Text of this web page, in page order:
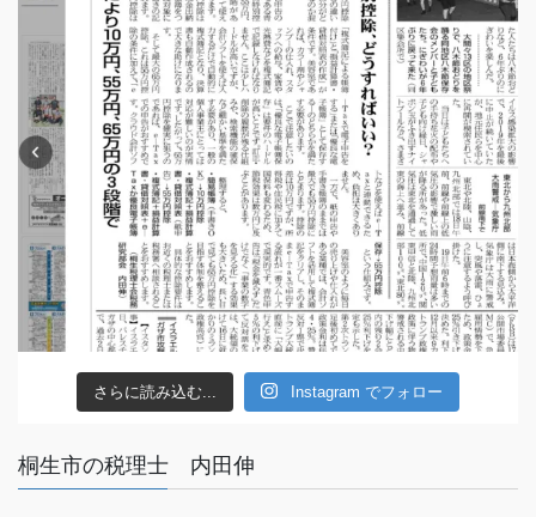
さらに読み込む... Instagram でフォロー
桐生市の税理士 内田伸